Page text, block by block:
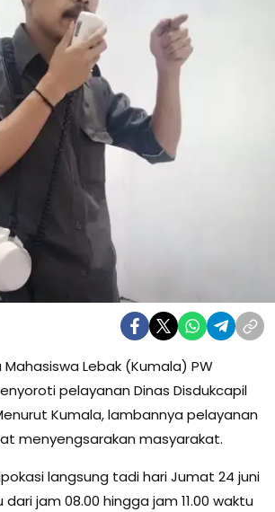
Mahasiswa Lebak (Kumala) PW
pelayanan Dinas Disdukcapil
Kumala, lambannya pelayanan
menyengsarakan masyarakat.
langsung tadi hari Jumat 24 juni
jam 08.00 hingga jam 11.00 waktu